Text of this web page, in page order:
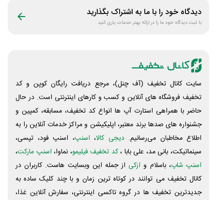
دیدگاه خود را با ما به اشتراک بگذارید
با ثبت دیدگاه خود ما را در ارائه بهتر خدمات یاری کنید
سایت کانال تخفیف (آف چنل)، مرجع دریافت رایگان کوپن و کد
تخفیف فروشگاه های آنلاین و کسب و‌ کارهای اینترنتی است. در حال
حاضر با همراهی استارت آپ ها انواع کد تخفیف، مسابقه، کمپین و
جشنواره های صدها برند معتبر، اپلیکیشن و مراکز خدمات آنلاین را به
اطلاع مخاطبان می‌رسانیم. دیجی کالا، اسنپ، اسنپ فود، تپسی،
سینماتیکت، بانی مد، علی‌ بابا ،کد تخفیف فیلیمو، نماوا، اسنپ مارکت،
اسنپ شاپ، باسلام و ازکی از جمله این وبسایت ‌هاست. کاربران در
کانال تخفیف می توانند در کوتاه ترین زمان و با چند کلیک ساده به
جدیدترین تخفیف ها در گروه تاکسی اینترنتی، سفارش آنلاین غذا،